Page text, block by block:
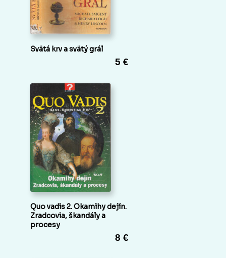
Svätá krv a svätý grál
5 €
Quo vadis 2. Okamihy dejín.
Zradcovia, škandály a
procesy
8 €